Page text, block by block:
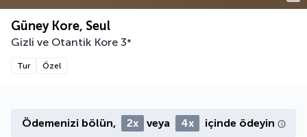
Güney Kore, Seul
Gizli ve Otantik Kore 3*
Tur Özel
Ödemenizi bölün, 2x veya 4x içinde ödeyin